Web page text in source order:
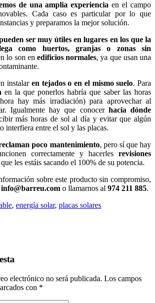
de una amplia experiencia en el campo
Cada caso es particular por lo que
y preparamos la mejor solución.
ser muy útiles en lugares en los que la
como huertos, granjas o zonas sin
lo son en edificios normales, ya que usan una
instalar en tejados o en el mismo suelo. Para
en la que ponerlos habría que saber las horas
hay más irradiación) para aprovechar al
Igualmente hay que conocer hacia dónde
más horas de sol al día y evitar que algún
interfiera entre el sol y las placas.
poco mantenimiento, pero sí que hay
correctamente y hacerles revisiones
les estáis sacando el 100% de su potencia.
sobre este producto sin compromiso,
info@barreu.com o llamarnos al 974 211 885.
, energía solar, placas solares
electrónico no será publicada. Los campos
con *